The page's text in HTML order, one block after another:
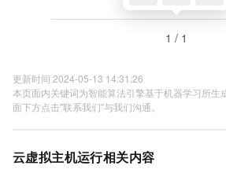
1 / 1
更新时间 2024-05-13 14:31:26
本页面内关键词为智能算法引擎基于机器学习所生
面下方点击"联系我们"与我们沟通。
云虚拟主机运行相关内容